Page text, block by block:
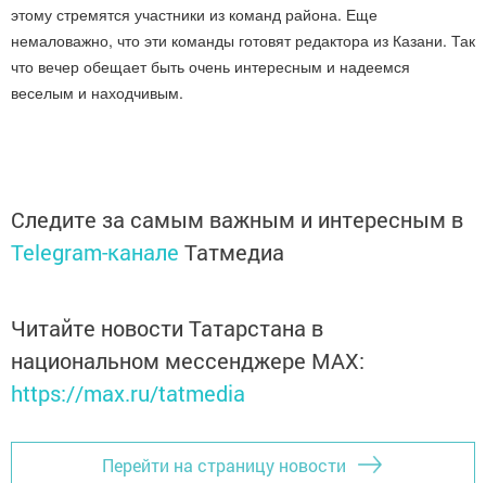
этому стремятся участники из команд района. Еще
немаловажно, что эти команды готовят редактора из Казани. Так
что вечер обещает быть очень интересным и надеемся
веселым и находчивым.
Следите за самым важным и интересным в
Telegram-канале Татмедиа
Читайте новости Татарстана в
национальном мессенджере MАХ:
https://max.ru/tatmedia
Перейти на страницу новости